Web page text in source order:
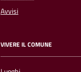
Avvisi
VIVERE IL COMUNE